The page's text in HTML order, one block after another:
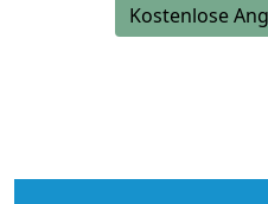
Kostenlose